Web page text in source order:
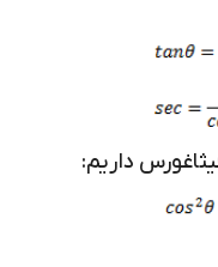
داریم: